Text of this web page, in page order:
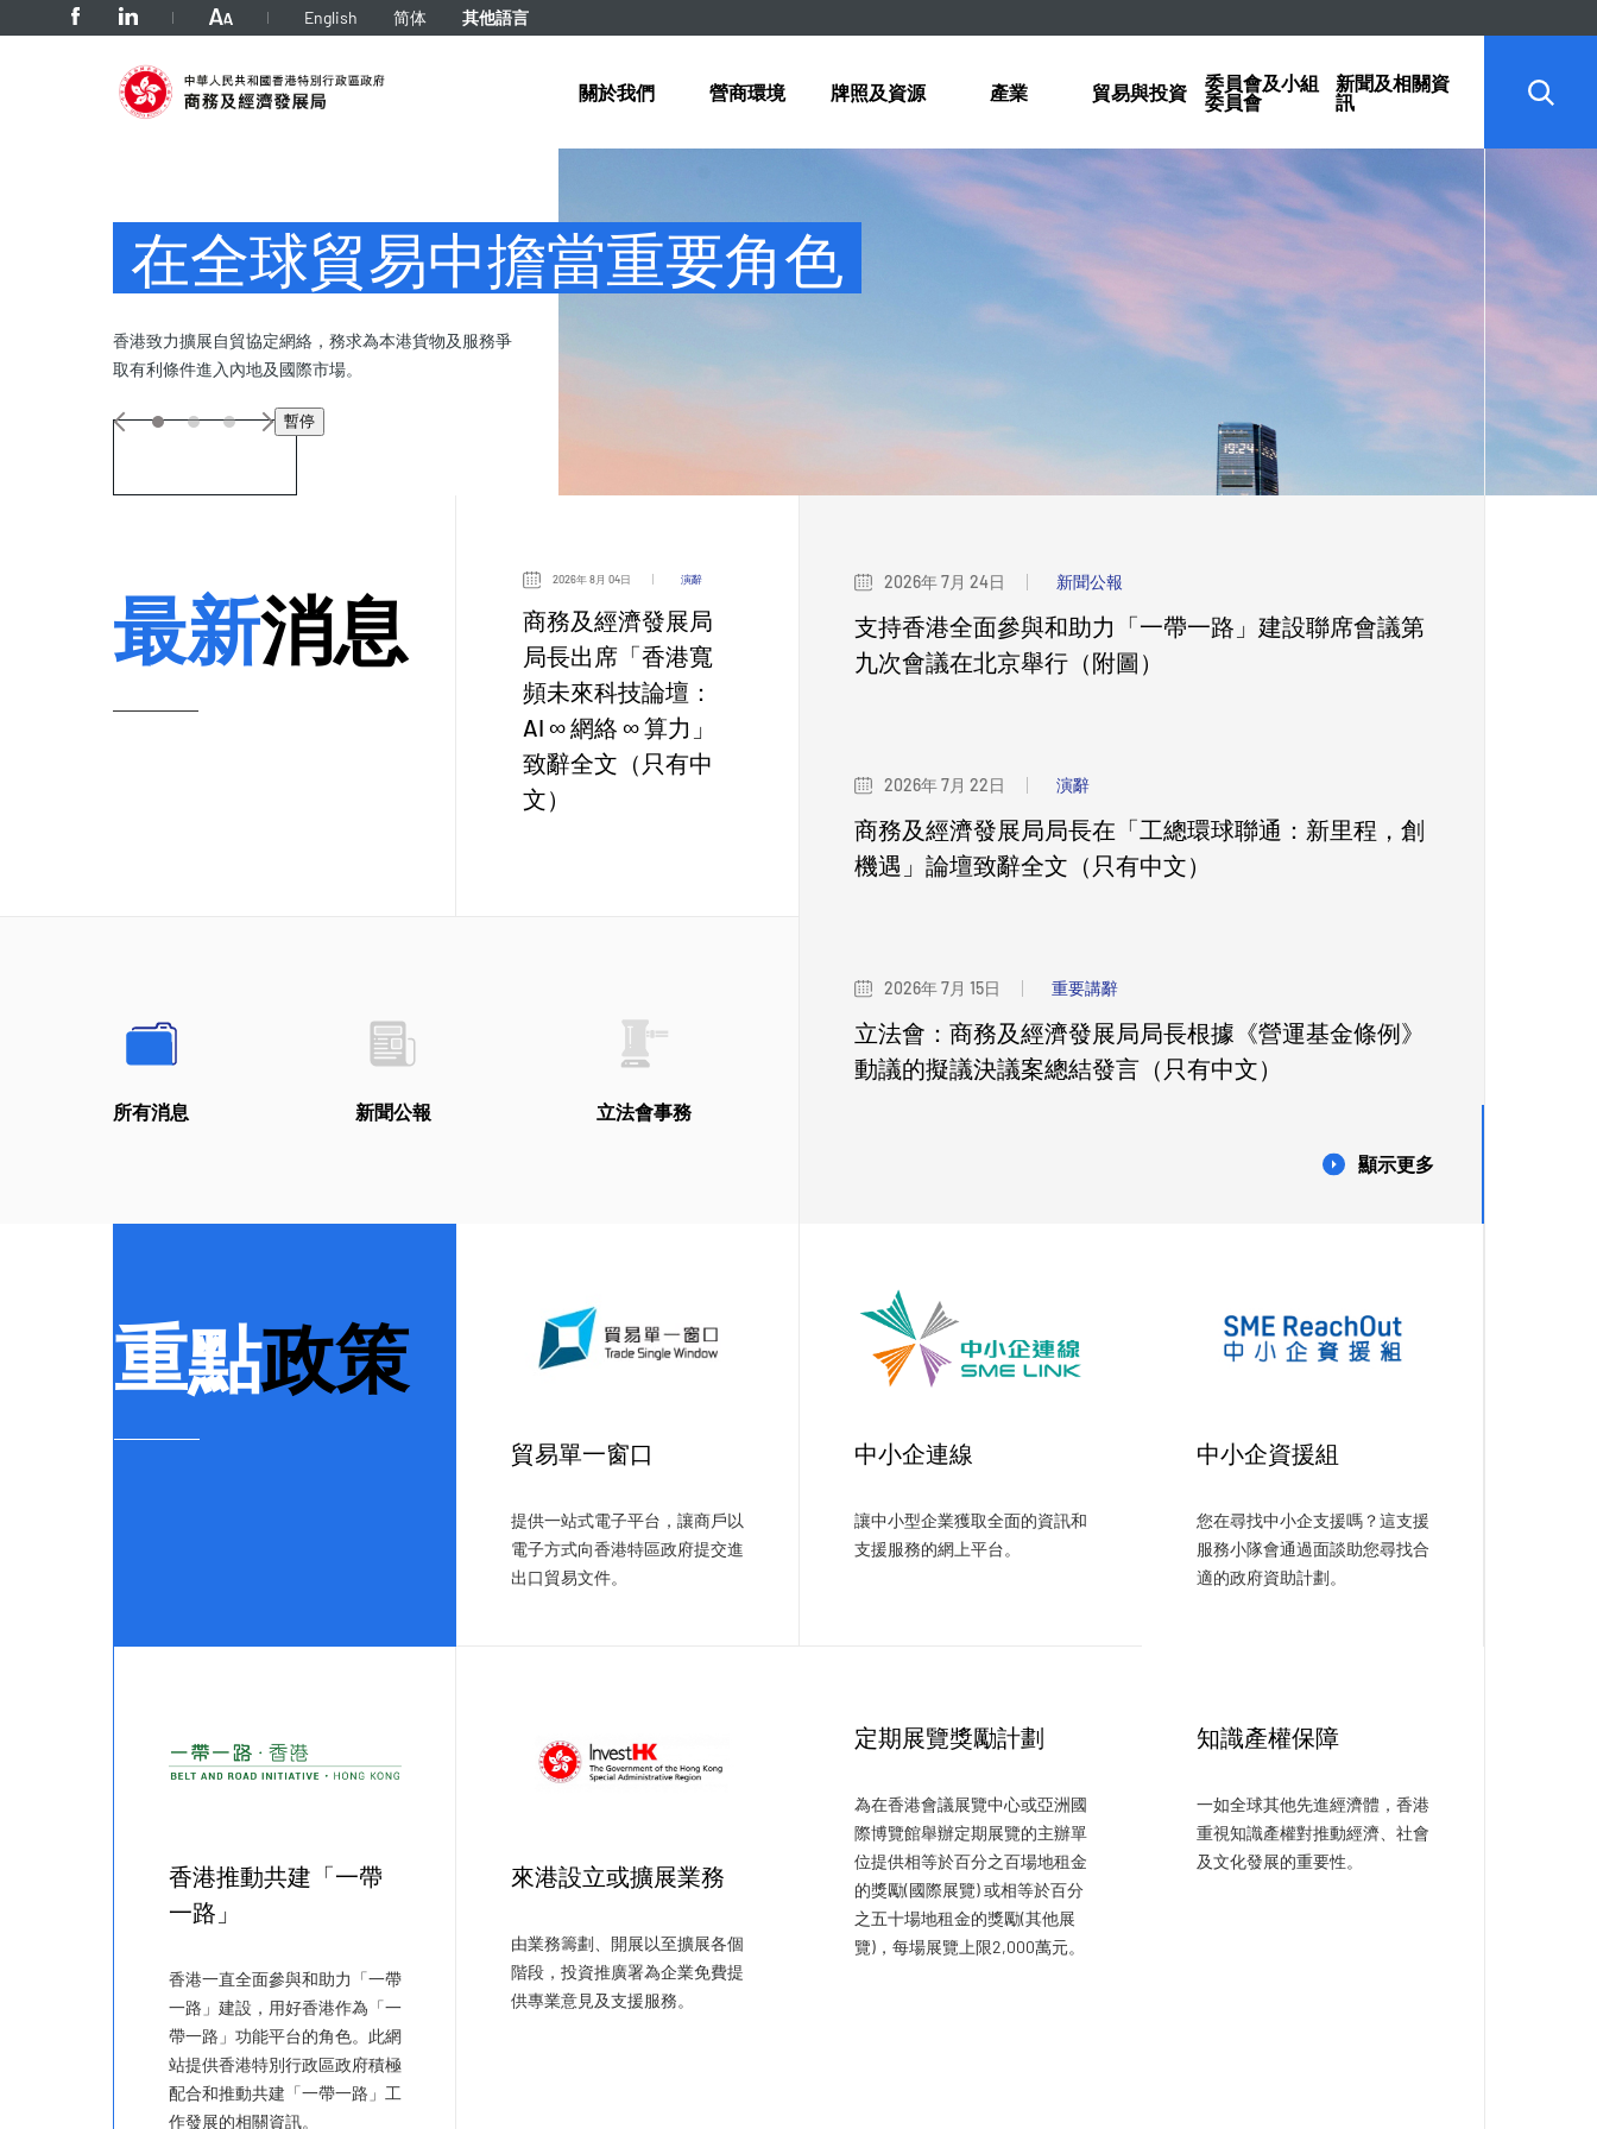
tab to navigate English 简体 其他語言
關於我們 營商環境 牌照及資源 產業 貿易與投資
委員會及小組
委員會
新聞及相關資
訊
在全球貿易中擔當重要角色
香港致力擴展自貿協定網絡，務求為本港貨物及服務爭
取有利條件進入內地及國際市場。
一
暫停
最新消息
2026年 8月 04日 演辭
商務及經濟發展局
局長出席「香港寬
頻未來科技論壇：
AI ∞ 網絡 ∞ 算力」
致辭全文（只有中
文）
所有消息 新聞公報 立法會事務
2026年 7月 24日 新聞公報
支持香港全面參與和助力「一帶一路」建設聯席會議第
九次會議在北京舉行（附圖）
2026年 7月 22日 演辭
商務及經濟發展局局長在「工總環球聯通：新里程，創
機遇」論壇致辭全文（只有中文）
2026年 7月 15日 重要講辭
立法會：商務及經濟發展局局長根據《營運基金條例》
動議的擬議決議案總結發言（只有中文）
顯示更多
重點政策
貿易單一窗口
提供一站式電子平台，讓商戶以
電子方式向香港特區政府提交進
出口貿易文件。
中小企連線
讓中小型企業獲取全面的資訊和
支援服務的網上平台。
中小企資援組
您在尋找中小企支援嗎？這支援
服務小隊會通過面談助您尋找合
適的政府資助計劃。
香港推動共建「一帶
一路」
香港一直全面參與和助力「一帶
一路」建設，用好香港作為「一
帶一路」功能平台的角色。此網
站提供香港特別行政區政府積極
配合和推動共建「一帶一路」工
作發展的相關資訊。
來港設立或擴展業務
由業務籌劃、開展以至擴展各個
階段，投資推廣署為企業免費提
供專業意見及支援服務。
定期展覽獎勵計劃
為在香港會議展覽中心或亞洲國
際博覽館舉辦定期展覽的主辦單
位提供相等於百分之百場地租金
的獎勵(國際展覽) 或相等於百分
之五十場地租金的獎勵(其他展
覽)，每場展覽上限2,000萬元。
知識產權保障
一如全球其他先進經濟體，香港
重視知識產權對推動經濟、社會
及文化發展的重要性。